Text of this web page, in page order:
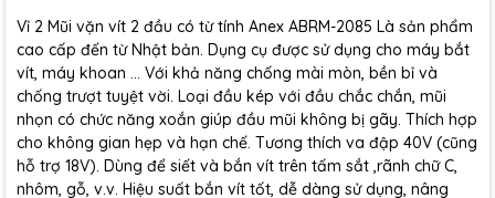
Vỉ 2 Mũi vặn vít 2 đầu có từ tính Anex ABRM-2085 Là sản phẩm
cao cấp đến từ Nhật bản. Dụng cụ được sử dụng cho máy bắt
vít, máy khoan … Với khả năng chống mài mòn, bền bỉ và
chống trượt tuyệt vời. Loại đầu kép với đầu chắc chắn, mũi
nhọn có chức năng xoắn giúp đầu mũi không bị gãy. Thích hợp
cho không gian hẹp và hạn chế. Tương thích va đập 40V (cũng
hỗ trợ 18V). Dùng để siết và bắn vít trên tấm sắt ,rãnh chữ C,
nhôm, gỗ, v.v. Hiệu suất bắn vít tốt, dễ dàng sử dụng, nâng